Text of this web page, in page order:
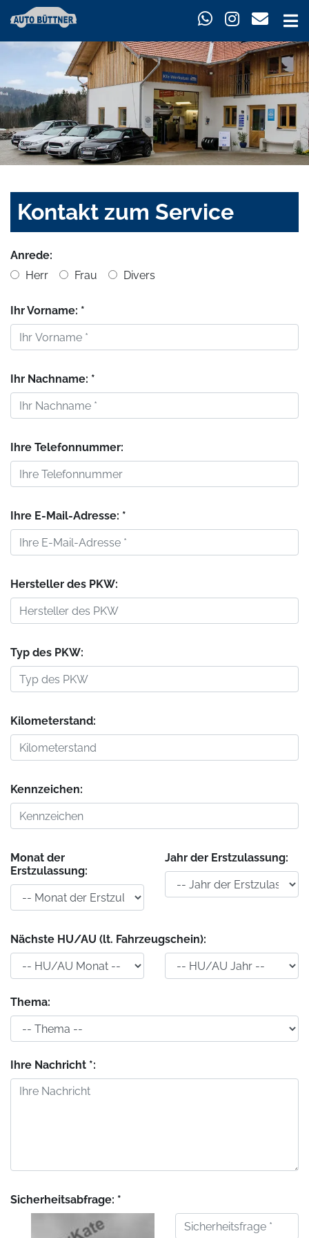
Kontakt zum Service
Anrede:
Herr
Frau Divers
Ihr Vorname: *
Ihr Nachname: *
Ihre Telefonnummer:
Ihre E-Mail-Adresse: *
Hersteller des PKW:
Typ des PKW:
Kilometerstand:
Kennzeichen:
Monat der
Erstzulassung:
Jahr der Erstzulassung:
Nächste HU/AU (lt. Fahrzeugschein):
Thema:
Ihre Nachricht *:
Sicherheitsabfrage: *